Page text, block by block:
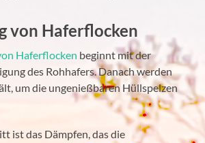
von Haferflocken
Haferflocken beginnt mit der
des Rohhafers. Danach werden
um die ungenießbaren Hüllspelzen
ist das Dämpfen, das die